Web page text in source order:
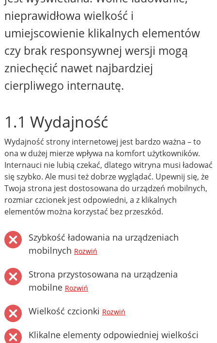
nieprawidłowa wielkość i
umiejscowienie klikalnych elementów
czy brak responsywnej wersji mogą
zniechęcić nawet najbardziej
cierpliwego internautę.
1.1 Wydajność
Wydajność strony internetowej jest bardzo ważna – to
ona w dużej mierze wpływa na komfort użytkowników.
Internauci nie lubią czekać, dlatego witryna musi ładować
się szybko. Ale musi też dobrze wyglądać. Upewnij się, że
Twoja strona jest dostosowana do urządzeń mobilnych,
rozmiar czcionek jest odpowiedni, a z klikalnych
elementów można korzystać bez przeszkód.
Szybkość ładowania na urządzeniach
mobilnych Rozwiń
Strona przystosowana na urządzenia
mobilne Rozwiń
Wielkość czcionki Rozwiń
Klikalne elementy odpowiedniej wielkości